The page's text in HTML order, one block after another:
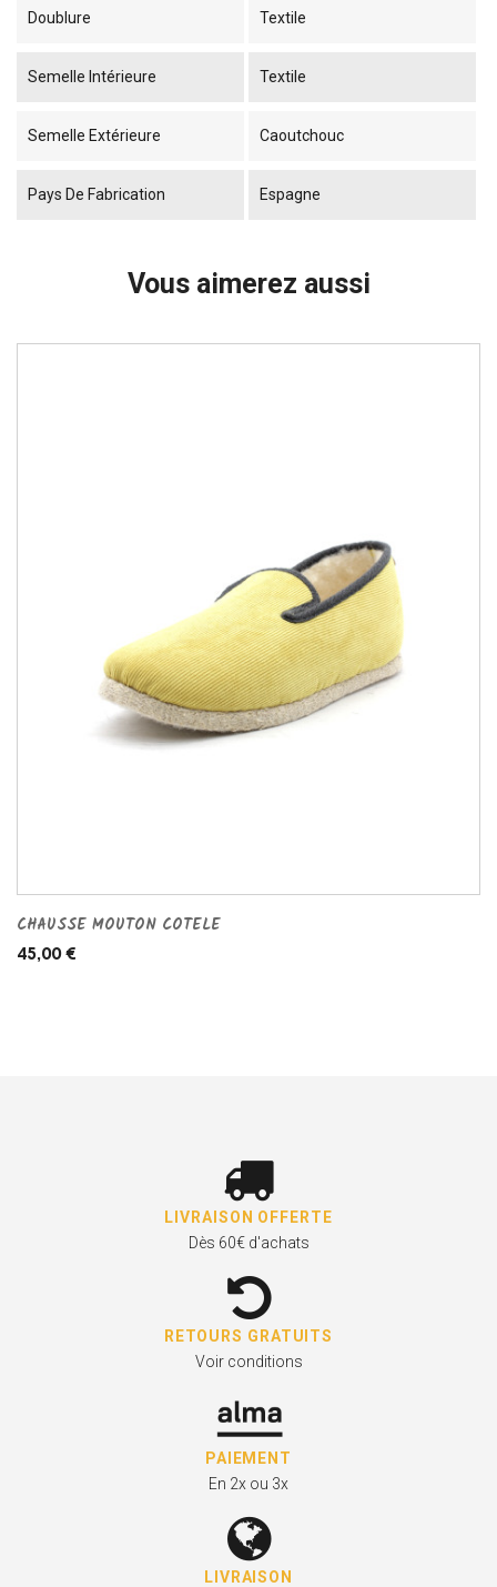
Doublure Textile
Semelle Intérieure Textile
Semelle Extérieure Caoutchouc
Pays De Fabrication Espagne
Vous aimerez aussi
CHAUSSE MOUTON COTELE
45,00 €
LIVRAISON OFFERTE
Dès 60€ d'achats
RETOURS GRATUITS
Voir conditions
PAIEMENT
En 2x ou 3x
LIVRAISON